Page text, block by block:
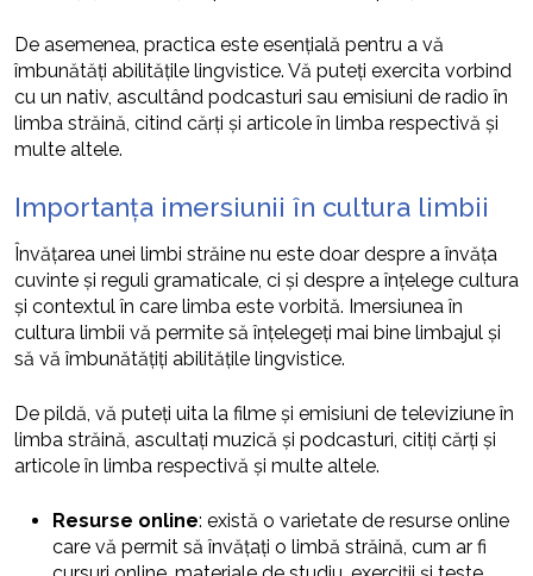
De asemenea, practica este esențială pentru a vă
îmbunătăți abilitățile lingvistice. Vă puteți exercita vorbind
cu un nativ, ascultând podcasturi sau emisiuni de radio în
limba străină, citind cărți și articole în limba respectivă și
multe altele.
Importanța imersiunii în cultura limbii
Învățarea unei limbi străine nu este doar despre a învăța
cuvinte și reguli gramaticale, ci și despre a înțelege cultura
și contextul în care limba este vorbită. Imersiunea în
cultura limbii vă permite să înțelegeți mai bine limbajul și
să vă îmbunătățiți abilitățile lingvistice.
De pildă, vă puteți uita la filme și emisiuni de televiziune în
limba străină, ascultați muzică și podcasturi, citiți cărți și
articole în limba respectivă și multe altele.
Resurse online: există o varietate de resurse online
care vă permit să învățați o limbă străină, cum ar fi